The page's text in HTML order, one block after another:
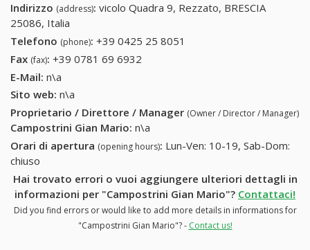
Indirizzo (address): vicolo Quadra 9, Rezzato, BRESCIA
25086, Italia
Telefono (phone): +39 0425 25 8051
Fax (fax): +39 0781 69 6932
E-Mail: n\a
Sito web: n\a
Proprietario / Direttore / Manager (Owner / Director / Manager)
Campostrini Gian Mario: n\a
Orari di apertura (opening hours): Lun-Ven: 10-19, Sab-Dom:
chiuso
Hai trovato errori o vuoi aggiungere ulteriori dettagli in
informazioni per "Campostrini Gian Mario"? Contattaci!
Did you find errors or would like to add more details in informations for
"Campostrini Gian Mario"? - Contact us!